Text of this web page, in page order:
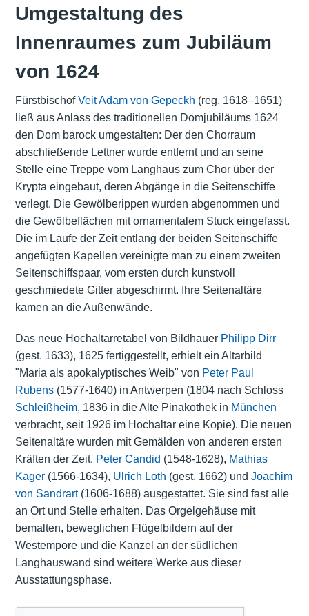
Umgestaltung des
Innenraumes zum Jubiläum
von 1624
FürstbischofVeit Adam von Gepeckh (reg. 1618–1651)
ließ aus Anlass des traditionellen Domjubiläums 1624
den Dom barock umgestalten: Der den Chorraum
abschließende Lettner wurde entfernt und an seine
Stelle eine Treppe vom Langhaus zum Chor über der
Krypta eingebaut, deren Abgänge in die Seitenschiffe
verlegt. Die Gewölberippen wurden abgenommen und
die Gewölbeflächen mit ornamentalem Stuck eingefasst.
Die im Laufe der Zeit entlang der beiden Seitenschiffe
angefügten Kapellen vereinigte man zu einem zweiten
Seitenschiffspaar, vom ersten durch kunstvoll
geschmiedete Gitter abgeschirmt. Ihre Seitenaltäre
kamen an die Außenwände.
Das neue Hochaltarretabel von Bildhauer Philipp Dirr
(gest. 1633), 1625 fertiggestellt, erhielt ein Altarbild
"Maria als apokalyptisches Weib" von Peter Paul
Rubens(1577-1640) in Antwerpen (1804 nach Schloss
Schleißheim, 1836 in die Alte Pinakothek in München
verbracht, seit 1926 im Hochaltar eine Kopie). Die neuen
Seitenaltäre wurden mit Gemälden von anderen ersten
Kräften der Zeit, Peter Candid (1548-1628), Mathias
Kager(1566-1634), Ulrich Loth (gest. 1662) und Joachim
von Sandrart(1606-1688) ausgestattet. Sie sind fast alle
an Ort und Stelle erhalten. Das Orgelgehäuse mit
bemalten, beweglichen Flügelbildern auf der
Westempore und die Kanzel an der südlichen
Langhauswand sind weitere Werke aus dieser
Ausstattungsphase.